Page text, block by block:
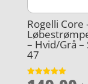
Rogelli Core
– Hvid/Grå –
47
Vurderet